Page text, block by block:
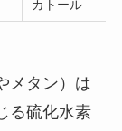
カトール
メタン）は
る硫化水素